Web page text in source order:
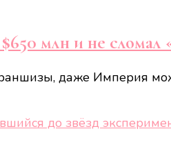
млн и не
даже Империя